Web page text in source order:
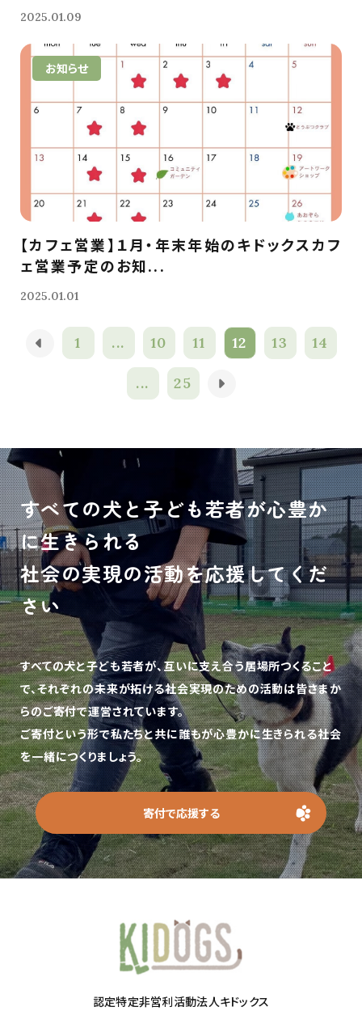
2025.01.09
お知らせ
【カフェ営業】１月・年末年始のキドックスカフ
ェ営業予定のお知...
2025.01.01
1 ... 10 11 12 13 14
... 25
すべての犬と子ども若者が心豊か
に生きられる
社会の実現の活動を応援してくだ
さい
すべての犬と子ども若者が、互いに支え合う居場所つくること
で、それぞれの未来が拓ける社会実現のための活動は皆さまか
らのご寄付で運営されています。
ご寄付という形で私たちと共に誰もが心豊かに生きられる社会
を一緒につくりましょう。
寄付で応援する
認定特定非営利活動法人キドックス